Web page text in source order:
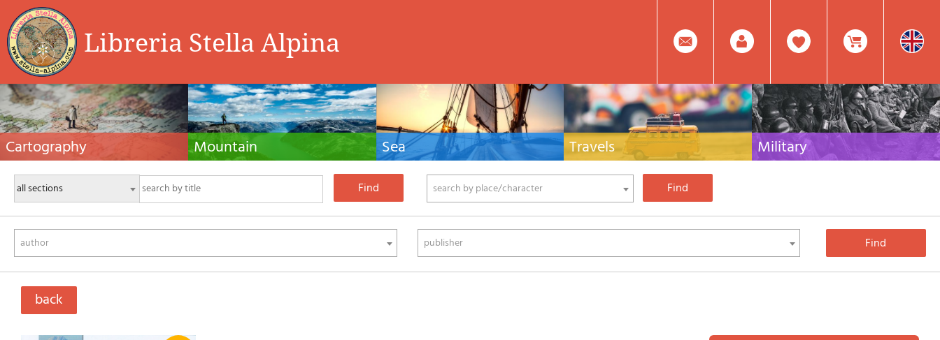
Libreria Stella Alpina 0
Item(s)
In
Facebook
Create
Cartography
Hiking maps, maps and atlases, cartography
around the world. Maps of the trails, cartography
for cyclotourism and mountain biking
Mountain
Alpine guides, hiking guides, technical manuals
for summer and winter mountaineering.
Mountain literature and filmography
Sea
Nautical manuals, nautical cartography, books
and literature for sailboat and motor
Travels
Travel guides and travel literature for Italy,
Europe and the rest of the world
Military
Collection of the best publications (books and
search by place/character
author publisher
back